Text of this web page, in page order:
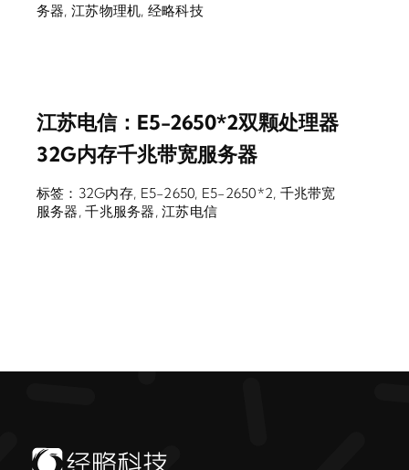
务器, 江苏物理机, 经略科技
江苏电信：E5-2650*2双颗处理器
32G内存千兆带宽服务器
标签： 32G内存, E5-2650, E5-2650*2, 千兆带宽
服务器,千兆服务器,江苏电信